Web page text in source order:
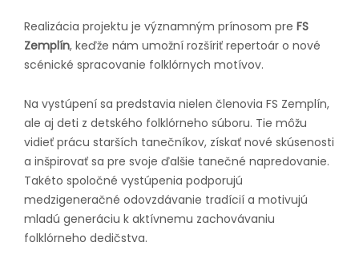
Realizácia projektu je významným prínosom pre FS
Zemplín, keďže nám umožní rozšíriť repertoár o nové
scénické spracovanie folklórnych motívov.
Na vystúpení sa predstavia nielen členovia FS Zemplín,
ale aj deti z detského folklórneho súboru. Tie môžu
vidieť prácu starších tanečníkov, získať nové skúsenosti
a inšpirovať sa pre svoje ďalšie tanečné napredovanie.
Takéto spoločné vystúpenia podporujú
medzigeneračné odovzdávanie tradícií a motivujú
mladú generáciu k aktívnemu zachovávaniu
folklórneho dedičstva.